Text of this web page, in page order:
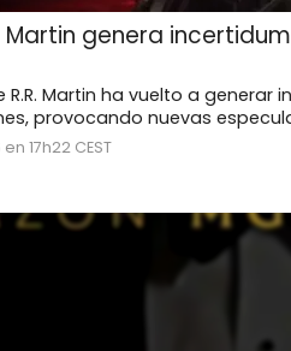
Martin genera
R.R. Martin ha vuelto a
provocando nuevas
17h22 CEST